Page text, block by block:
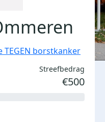
TEGEN borstkanker
Streefbedrag
€500